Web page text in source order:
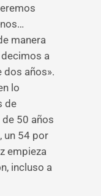
manera
a
dos años».
lo
de
50 años
un 54 por
empieza
incluso a